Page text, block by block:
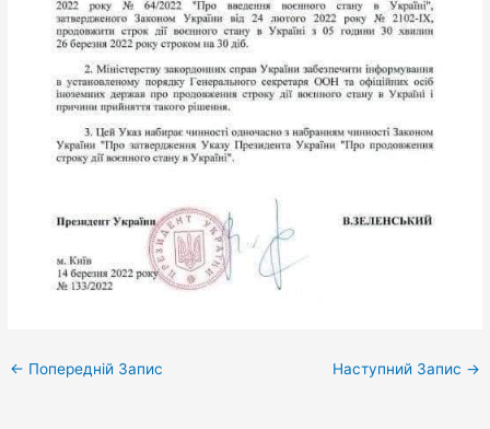
← Попередній Запис Наступний Запис →